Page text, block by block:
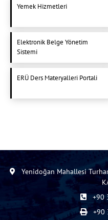
Yemek Hizmetleri
Elektronik Belge Yönetim
Sistemi
ERÜ Ders Materyalleri Portali
Yenidoğan Mahallesi
+90
+90